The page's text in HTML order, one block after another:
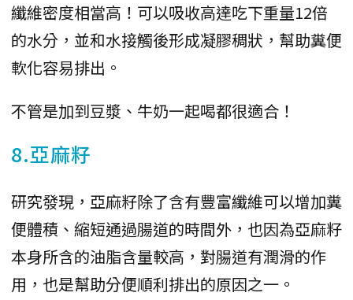
纖維密度相當高！可以吸收高達吃下重量12倍
的水分，並和水接觸後形成凝膠稠狀，幫助糞便
軟化容易排出。
不管是加到豆漿、牛奶一起喝都很適合！
8.亞麻籽
研究發現，亞麻籽除了含有豐富纖維可以增加糞
便體積、縮短通過腸道的時間外，也因為亞麻籽
本身所含的油脂含量較高，對腸道有潤滑的作
用，也是幫助分便順利排出的原因之一。